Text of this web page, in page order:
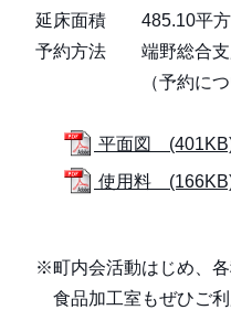
延床面積 485.10平方
予約方法 端野総合支所
（予約について
平面図
使用料
※町内会活動はじめ、各
食品加工室もぜひご利